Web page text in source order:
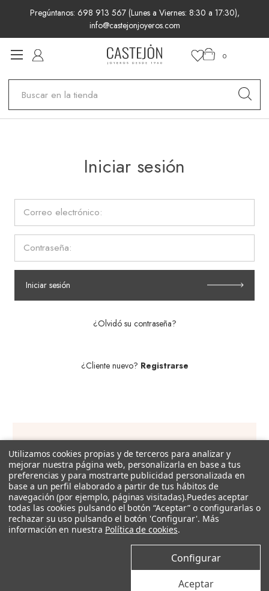
Pregúntanos: 698 913 567 (Lunes a Viernes: 8:30 a 17:30),
info@castejonjoyeros.com
0
Iniciar sesión
Iniciar sesión
¿Olvidó su contraseña?
¿Cliente nuevo? Registrarse
Suscríbete a nuestra newsletter!
Recibe descuentos exclusivos, promociones, novedades y
tendencias por e-mail.
Dirección
de
correo
electrónico
Utilizamos cookies propias y de terceros para analizar y
mejorar nuestra página web, personalizarla en base a tus
preferencias y para mostrarte publicidad personalizada en
base a un perfil elaborado a partir de tus hábitos de
navegación (por ejemplo, páginas visitadas).Puedes aceptar
todas las cookies pulsando el botón “Aceptar” o configurarlas o
rechazar su uso pulsando el botón 'Configurar'. Más
información en nuestra Política de cookies.
Configurar
Aceptar